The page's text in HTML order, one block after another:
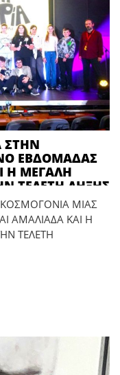
ΣΤΗΝ
ΕΒΔΟΜΑΔΑΣ
Η ΜΕΓΑΛΗ
ΤΕΛΕΤΗ ΛΗΞΗΣ
ΚΟΣΜΟΓΟΝΙΑ ΜΙΑΣ
ΑΜΑΛΙΑΔΑ ΚΑΙ Η
ΤΕΛΕΤΗ